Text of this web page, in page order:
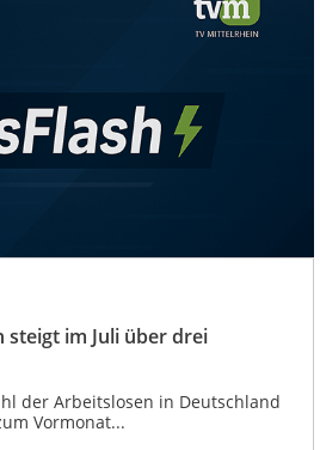
steigt im Juli über drei
der Arbeitslosen in Deutschland
Vormonat...